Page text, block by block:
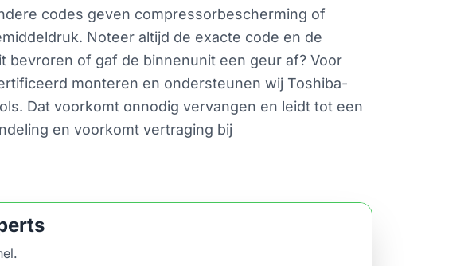
codes geven compressorbescherming of
Noteer altijd de exacte code en de
bevroren of gaf de binnenunit een geur af? Voor
monteren en ondersteunen wij Toshiba-
Dat voorkomt onnodig vervangen en leidt tot een
en voorkomt vertraging bij